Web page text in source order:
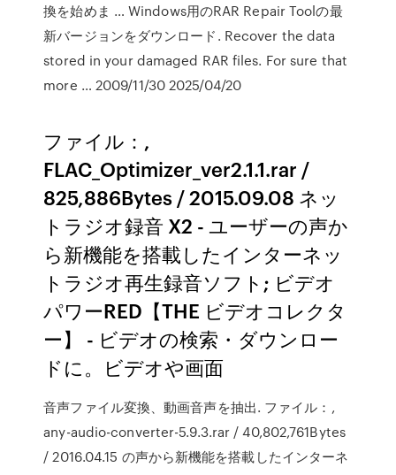
換を始めま … Windows用のRAR Repair Toolの最
新バージョンをダウンロード. Recover the data
stored in your damaged RAR files. For sure that
more … 2009/11/30 2025/04/20
ファイル：,
FLAC_Optimizer_ver2.1.1.rar /
825,886Bytes / 2015.09.08 ネッ
トラジオ録音 X2 - ユーザーの声か
ら新機能を搭載したインターネッ
トラジオ再生録音ソフト; ビデオ
パワーRED【THE ビデオコレクタ
ー】 - ビデオの検索・ダウンロー
ドに。ビデオや画面
音声ファイル変換、動画音声を抽出. ファイル：,
any-audio-converter-5.9.3.rar / 40,802,761Bytes
/ 2016.04.15 の声から新機能を搭載したインターネ